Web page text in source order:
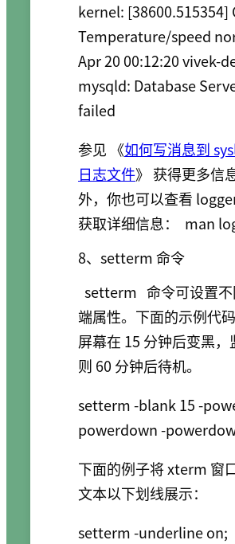
kernel: [38600.515354]
Temperature/speed
Apr 20 00:12:20 vivek-
mysqld: Database
参见 《如何写消息到
日志文件》 获得更多信
外，你也可以查看
获取详细信息：
man
8、setterm 命令
setterm 命令可设置
端属性。下面的示例代
屏幕在 15 分钟后变黑，
则 60 分钟后待机。
setterm -blank 15 -
下面的例子将 xterm 窗
文本以下划线展示：
setterm -underline on;